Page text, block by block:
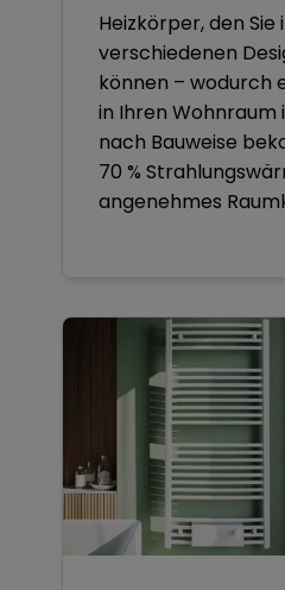
Heizkörper, den Sie
verschiedenen
können – wodurch
in Ihren Wohnraum
nach Bauweise
70 %
angenehmes